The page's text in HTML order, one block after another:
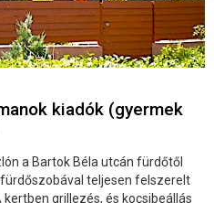
kiadók (gyermek
a Bartok Béla utcán fürdőtől
teljesen felszerelt
kertben grillezés, és kocsibeállás